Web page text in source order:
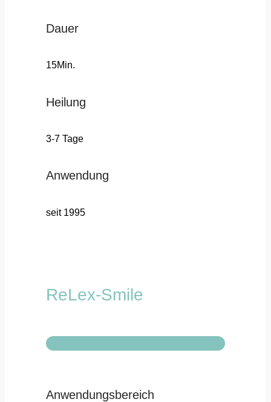
Dauer
15Min.
Heilung
3-7 Tage
Anwendung
seit 1995
ReLex-Smile
Anwendungsbereich